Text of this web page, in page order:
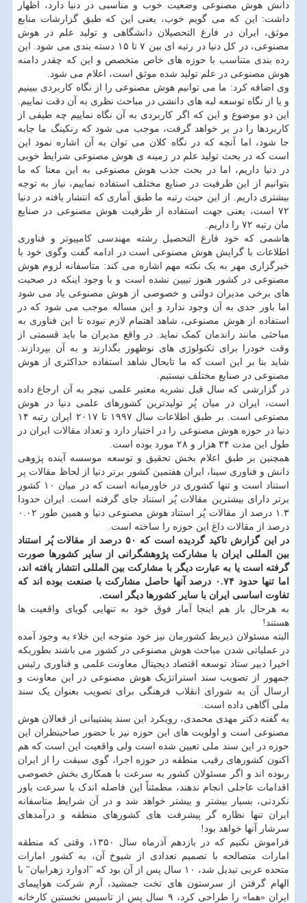
دانش هوش مصنوعی وضعیت خوب و مناسبی در دنیا دارد، اظهار
داشت: این که می گویم خوب، یعنی این که طبق گزارشات منابع
موثق، ایران در فارغ التحصیلان دانشگاهی و تولید علم در هوش
مصنوعی، در کل دنیا در رتبه ای بین ۷ تا ۱۵ دسته بندی می شود. این
رده بندی متناسب با حوزه های خاص متخصص و این که چقدر دامنه
هوش مصنوعی در علم تولید شده موثق است، اعلام می شود.
وی اضافه کرد: ما می توانیم هوش مصنوعی را از نگاه کاربردی ببینیم
و یا از نگاه توسعه لبه های دانشی در مباحث نظری به آن دقت نماییم.
این دو موضوع و این که اگر کاربردی به آن نگاه نماییم چه طیفی از
کاربردها را در بر خواهد گرفت، موجب می شود که رنکینگ ما جابه
جا شود، اما آنچه که در نگاه کلان می توان به آن اشاره نمود این
است که در بحث تولید علم در زمینه ی هوش مصنوعی شرایط خوبی
در دنیا داریم، اما در بحث جذب هوش مصنوعی به این معنا که ما
بتوانیم از این ظرفیت در صنایع مختلف استفاده نماییم، نیاز به توجه
بیشتری داریم. از این حیث رتبه ما طبق آماری که انتشار یافته در دنیا
۷۲ است، یعنی جهت استفاده از ظرفیت هوش مصنوعی در صنایع
مان رتبه ۷۲ را داریم.
هاشمی که خود فارغ التحصیل رشته مهندسی کامپیوتر و فناوری
اطلاعات با گرایش هوش مصنوعی است در ادامه گفت وگوی خود با
خبرگزاری مهر به یک نکته مهم اشاره می کند: متاسفانه لزوم هوش
مصنوعی در کشور هنوز تبیین نشده است و با وجود اینکه در صحبت
های برخی مدیران دولتی و خصوصی از هوش مصنوعی یاد می شود
اما باور جدی به آن وجود ندارد و این مساله موجب می شود که در
استفاده از هوش مصنوعی، شاهد اهتمام لازم نبوده تا این فناوری به
مباحثی مانند راندمان کمک نماید. در واقع مدیران ما باید قسمتی از
وقت خودرا برای تکنولوژی های نوظهور بگذارند و به آن بپردازند.
شاید بنا بر این است که ما تابحال شاهد استفاده حداکثری از هوش
مصنوعی در صنایع مختلف نیستیم.
در گزارشی که سال قبل نشریه معتبر علمی نیچر به آن ارجاع داده
است، ایران در میان پُر تولیدترین کشورهای علمی دنیا در هوش
مصنوعی است. بر طبق اطلاعات سال ۱۹۹۷ تا ۲۰۱۷ ایران رتبه ۱۴
دنیا در حوزه هوش مصنوعی را در اختیار دارد و تعداد مقالات ایران در
طول این مدت ۳۴ هزار و ۲۸ مورد بوده است.
همچنین بر طبق اعلام بخش تحقیق و توسعه موسسه آینده پژوهی
دانش و فناوری سینا، ایران هفتمین کشور برتر دنیا از لحاظ مقالات پر
استناد است و تنها کشوری در خاورمیانه است که در میان ۱۰ کشور
برتر دارای بیشترین مقالات پُر استناد جای گرفته است. ایران حدودا
۱.۳ درصد از مقالات پُر استناد هوش مصنوعی دنیا و همین طور ۰.۰۲
درصد از مقالات داغ این حوزه را ساخته است.
در این گزارش تاکید گردیده است که ۵۰ درصد از مقالات پُر استناد
بین المللی ایران با مشارکت پژوهشگرانی از سایر کشورها صورت
گرفته است یا به عبارت دیگر با مشارکت بین المللی انتشار یافته اند،
اما تنها حدود ۰.۷۴ درصد آنها حاصل مشارکت با صنعت بوده اند که
تفاوت اساسی ایران با سایر کشورها دیگر است.
به هرحال باز هم اینجا آمار فوق خود به تنهایی گویای واقعیت ها
هستند!
البته مسئولان ذیربط کشورمان نیز خود متوجه این خلاء به وجود آمده
در عملیاتی شدن مباحث هوش مصنوعی در کشور می باشند بطوریکه
اخیرا دبیر ستاد توسعه اقتصاد دیجیتال معاونت علمی و فناوری رئیس
جمهور از تصویب سند استراتژیک هوش مصنوعی در این معاونت و
ارسال آن به شورای انقلاب فرهنگی برای تصویب بعنوان یک سند
ملی آگاهی داده است.
به گفته دکتر مهدی محمدی، رویکرد این سند پشتیبانی از فعالان هوش
مصنوعی است و اولویت های این حوزه نیز با حضور صاحبنظران این
حوزه در این سند ملی تعیین شده است ولی واقعیت این است که هم
اکنون کشورهای رقیب منطقه در حوزه اجرا، گوی سبقت را از ایران
ربوده اند و اگر مسئولان کشور به سرعت با همکاری بخش خصوصی
اقدامات عاجلی انجام ندهند، مطمئناً این فاصله اندک با سرعت باور
نکردنی، بسیار بیشتر و بیشتر خواهد شد و در آن شرایط متاسفانه
ایران تنها نظاره گر پیشرفت های کشورهای منطقه و درآمدهای
سرشار آنها خواهد بود!
فراموش نکنیم که در یازدهم آذرماه سال ۱۳۵۰، وقتی که منطقه
امارات متصالحه با تصمیم تعدادی از شیوخ آن، به کشور امارات
متحده عربی تبدیل شد، ۱۰ سال پس از آن بود که "ادوارد زهرابیان" با
الهام گرفتن از سرستون های تخت جمشید، آرم شرکت هواپیمای
ایران «هما» را طراحی کرد، ۹ سال پس از تاسیس نخستین کارخانه